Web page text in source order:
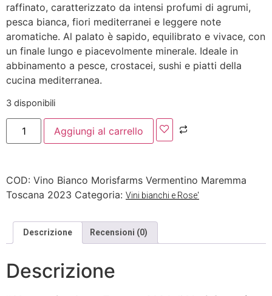
raffinato, caratterizzato da intensi profumi di agrumi,
pesca bianca, fiori mediterranei e leggere note
aromatiche. Al palato è sapido, equilibrato e vivace, con
un finale lungo e piacevolmente minerale. Ideale in
abbinamento a pesce, crostacei, sushi e piatti della
cucina mediterranea.
3 disponibili
Aggiungi al carrello
COD: Vino Bianco Morisfarms Vermentino Maremma
Toscana 2023 Categoria: Vini bianchi e Rose'
Descrizione Recensioni (0)
Descrizione